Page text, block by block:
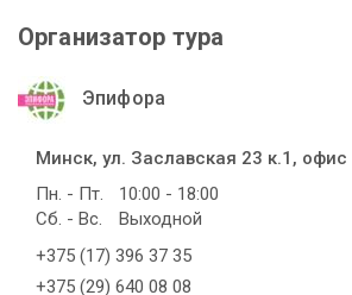
Организатор тура
Эпифора
Минск, ул. Заславская 23 к.1, офис
Пн. - Пт.
10:00 - 18:00
Сб. - Вс.
Выходной
+375 (17) 396 37 35
+375 (29) 640 08 08